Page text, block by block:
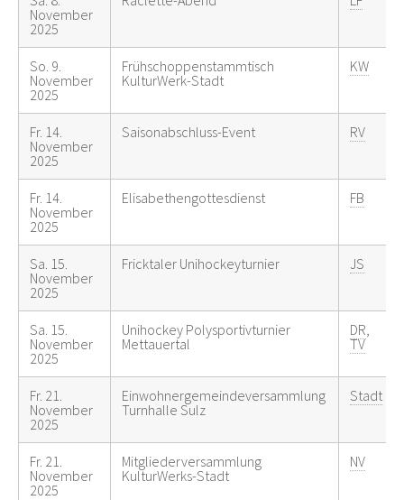
November
2025
So. 9.
November
2025
Frühschoppenstammtisch
KulturWerk-Stadt
KW
Fr. 14.
November
2025
Saisonabschluss-Event RV
Fr. 14.
November
2025
Elisabethengottesdienst FB
Sa. 15.
November
2025
Fricktaler Unihockeyturnier JS
Sa. 15.
November
2025
Unihockey Polysportivturnier
Mettauertal
DR
TV
Fr. 21.
November
2025
Einwohnergemeindeversammlung
Turnhalle Sulz
Stadt
Fr. 21.
November
2025
Mitgliederversammlung
KulturWerks-Stadt
NV